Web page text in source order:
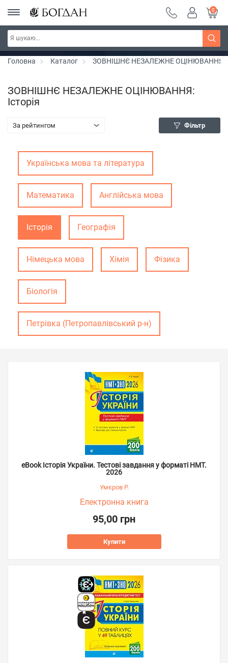
Серія "Чейзіана" ~ знижка 20%
0
Головна Каталог ЗОВНІШНЄ НЕЗАЛЕЖНЕ ОЦІНЮВАННЯ
ЗОВНІШНЄ НЕЗАЛЕЖНЕ ОЦІНЮВАННЯ:
Історія
За рейтингом Фільтр
Українська мова та література
Математика Англійська мова
Історія Географія
Німецька мова Хімія Фізика
Біологія
Петрівка (Петропавлівський р-н)
eBook Історія України. Тестові завдання у форматі НМТ.
2026
Умєров Р.
Електронна книга
95,00 грн
Купити